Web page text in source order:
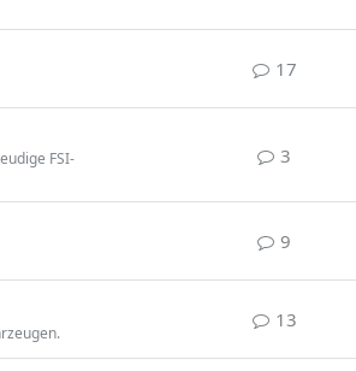
17
FSI-
3
9
13